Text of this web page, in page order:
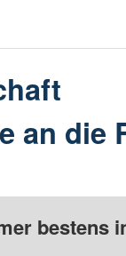
an die
bestens